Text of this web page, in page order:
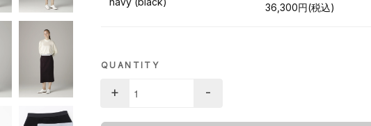
36,300円(税込)
QUANTITY
+ -